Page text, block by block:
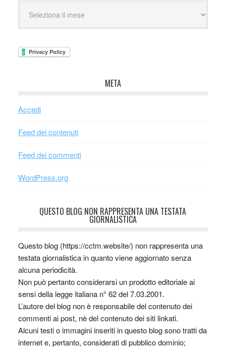
META
Accedi
Feed dei contenuti
Feed dei commenti
WordPress.org
QUESTO BLOG NON RAPPRESENTA UNA TESTATA
GIORNALISTICA
Questo blog (https://cctm.website/) non rappresenta una
testata giornalistica in quanto viene aggiornato senza
alcuna periodicità.
Non può pertanto considerarsi un prodotto editoriale ai
sensi della legge italiana n° 62 del 7.03.2001.
L’autore del blog non è responsabile del contenuto dei
commenti ai post, nè del contenuto dei siti linkati.
Alcuni testi o immagini inseriti in questo blog sono tratti da
internet e, pertanto, considerati di pubblico dominio;